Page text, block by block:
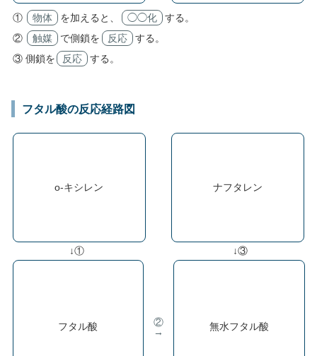
① 物体 を加えると、 ◯◯化
する。
②
触媒 で側鎖を 反応
する。
③ 側鎖を
反応 する。
フタル酸の反応経路図
o-キシレン ナフタレン
↓① ↓③
フタル酸
②
→
無水フタル酸